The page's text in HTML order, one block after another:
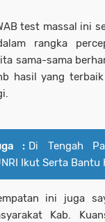
test massal ini
rangka
sama-sama
hasil yang
: Di Tengah
Ikut Serta Bantu
ini juga
Kab.